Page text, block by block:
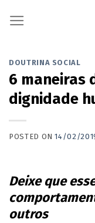
DOUTRINA SOCIAL
6 maneiras
dignidade
POSTED ON14/02/
Deixe que
outros